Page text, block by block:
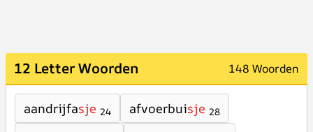
12 Letter Woorden 148 Woorden
aandrijfasje 24 afvoerbuisje 28